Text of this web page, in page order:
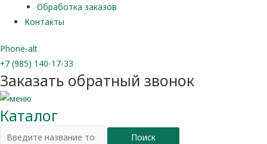
Обработка заказов
Контакты
Phone-alt
+7 (985) 140-17-33
Заказать обратный звонок
Каталог
Поиск